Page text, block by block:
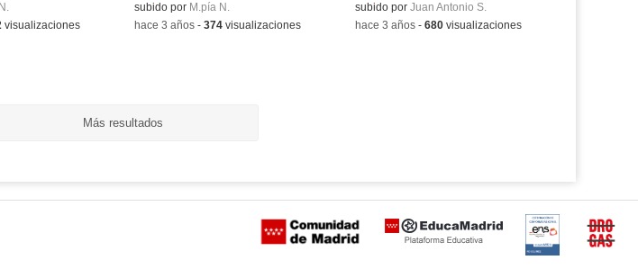
visualizaciones
subido por M.pía N.
-hace 3 años- 374visualizaciones
Contenido educativo.
subido por Juan Antonio S.
-hace 3 años- 680visualizaciones
Más resultados
Certificación Buzón